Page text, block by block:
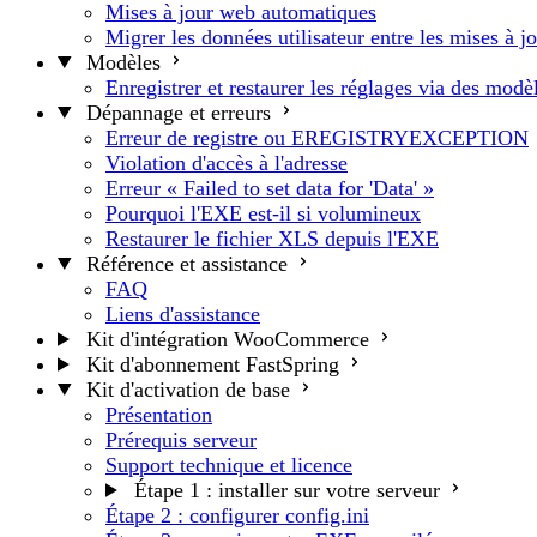
Mises à jour web automatiques
Migrer les données utilisateur entre les mises à
Modèles
Enregistrer et restaurer les réglages via des
Dépannage et erreurs
Erreur de registre ou EREGISTRYEXCEPTION
Violation d'accès à l'adresse
Erreur « Failed to set data for 'Data' »
Pourquoi l'EXE est-il si volumineux
Restaurer le fichier XLS depuis l'EXE
Référence et assistance
FAQ
Liens d'assistance
Kit d'intégration WooCommerce
Kit d'abonnement FastSpring
Kit d'activation de base
Présentation
Prérequis serveur
Support technique et licence
Étape 1 : installer sur votre serveur
Étape 2 : configurer config.ini